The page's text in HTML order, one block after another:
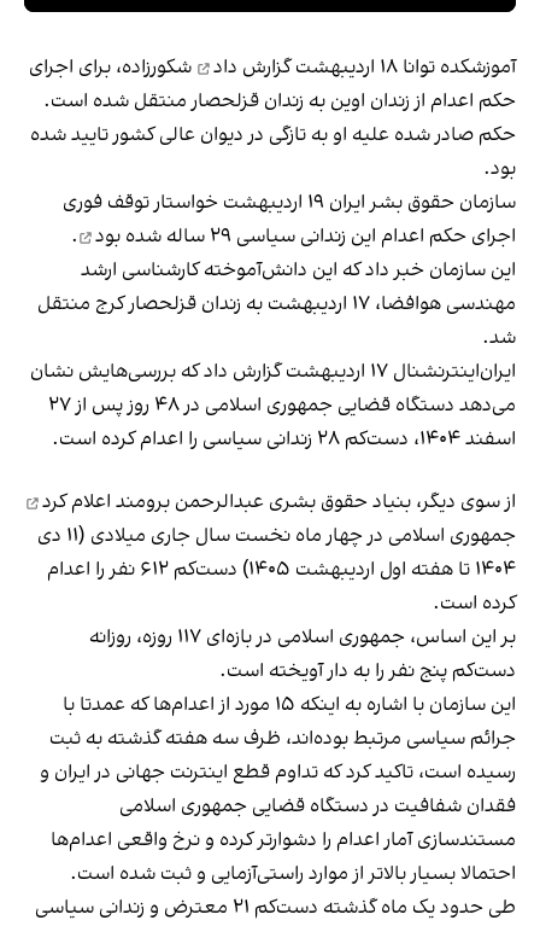
آموزشکده توانا ۱۸ اردیبهشت گزارش داد
شکورزاده، برای اجرای
حکم اعدام از زندان اوین به زندان قزلحصار منتقل شده است.
حکم صادر شده علیه او به تازگی در دیوان عالی کشور تایید شده
بود.
سازمان حقوق بشر ایران ۱۹ اردیبهشت خواستار توقف فوری
اجرای حکم اعدام این زندانی سیاسی ۲۹ ساله
شده بود
.
این سازمان خبر داد که این دانش‌آموخته کارشناسی ارشد
مهندسی هوافضا، ۱۷ اردیبهشت به زندان قزلحصار کرج منتقل
شد.
ایران‌اینترنشنال ۱۷ اردیبهشت گزارش داد که بررسی‌هایش نشان
می‌دهد دستگاه قضایی جمهوری اسلامی در ۴۸ روز پس از ۲۷
اسفند ۱۴۰۴، دست‌کم ۲۸ زندانی سیاسی را اعدام کرده است.
از سوی دیگر، بنیاد حقوق بشری عبدالرحمن برومند اعلام کرد
جمهوری اسلامی در چهار ماه نخست سال جاری میلادی (۱۱ دی
۱۴۰۴ تا هفته اول اردیبهشت ۱۴۰۵) دست‌کم ۶۱۲ نفر را اعدام
کرده است.
بر این اساس، جمهوری اسلامی در بازه‌ای ۱۱۷ روزه، روزانه
دست‌کم پنج نفر را به دار آویخته است.
این سازمان با اشاره به اینکه ۱۵ مورد از اعدام‌ها که عمدتا با
جرائم سیاسی مرتبط بوده‌اند، ظرف سه هفته گذشته به ثبت
رسیده است، تاکید کرد که تداوم قطع اینترنت جهانی در ایران و
فقدان شفافیت در دستگاه قضایی جمهوری اسلامی
مستندسازی آمار اعدام را دشوارتر کرده و نرخ واقعی اعدام‌ها
احتمالا بسیار بالاتر از موارد راستی‌آزمایی و ثبت شده است.
طی حدود یک ماه گذشته دست‌کم ۲۱ معترض و زندانی سیاسی